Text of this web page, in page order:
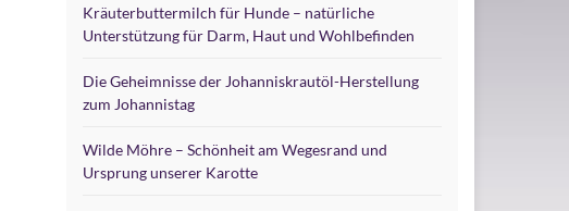
Kräuterbuttermilch für Hunde – natürliche
Unterstützung für Darm, Haut und Wohlbefinden
Die Geheimnisse der Johanniskrautöl-Herstellung
zum Johannistag
Wilde Möhre – Schönheit am Wegesrand und
Ursprung unserer Karotte